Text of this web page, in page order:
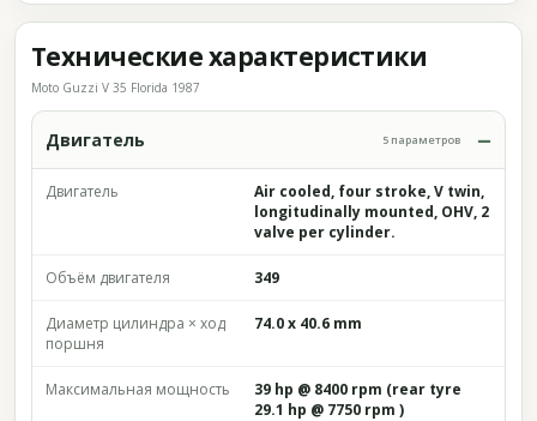
Технические характеристики
Moto Guzzi V 35 Florida 1987
Двигатель 5 параметров
Двигатель
Air cooled, four stroke, V twin,
longitudinally mounted, OHV, 2
valve per cylinder.
Объём двигателя 349
Диаметр цилиндра × ход
поршня
74.0 x 40.6 mm
Максимальная мощность
39 hp @ 8400 rpm (rear tyre
29.1 hp @ 7750 rpm )